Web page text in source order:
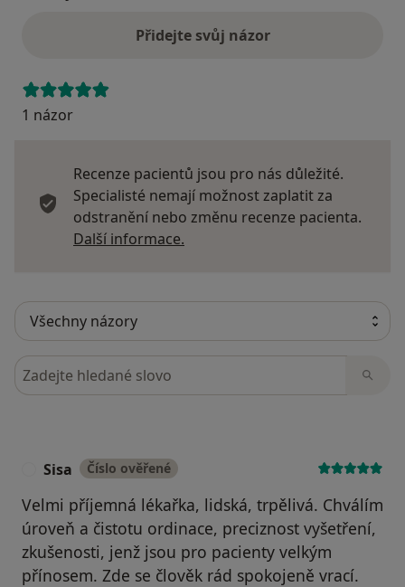
Přidejte svůj názor
1 názor
Recenze pacientů jsou pro nás důležité.
Specialisté nemají možnost zaplatit za
odstranění nebo změnu recenze pacienta.
Další informace.
Hledejte v názorech
Sisa Číslo ověřené
Velmi příjemná lékařka, lidská, trpělivá. Chválím
úroveň a čistotu ordinace, preciznost vyšetření,
zkušenosti, jenž jsou pro pacienty velkým
přínosem. Zde se člověk rád spokojeně vrací.